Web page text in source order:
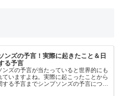
ンズの予言！実際に起きたこと＆日
る予言
ンズの予言が当たっていると世界的にも
ていますよね。実際に起こったことから
する予言までシンプソンズの予言につい